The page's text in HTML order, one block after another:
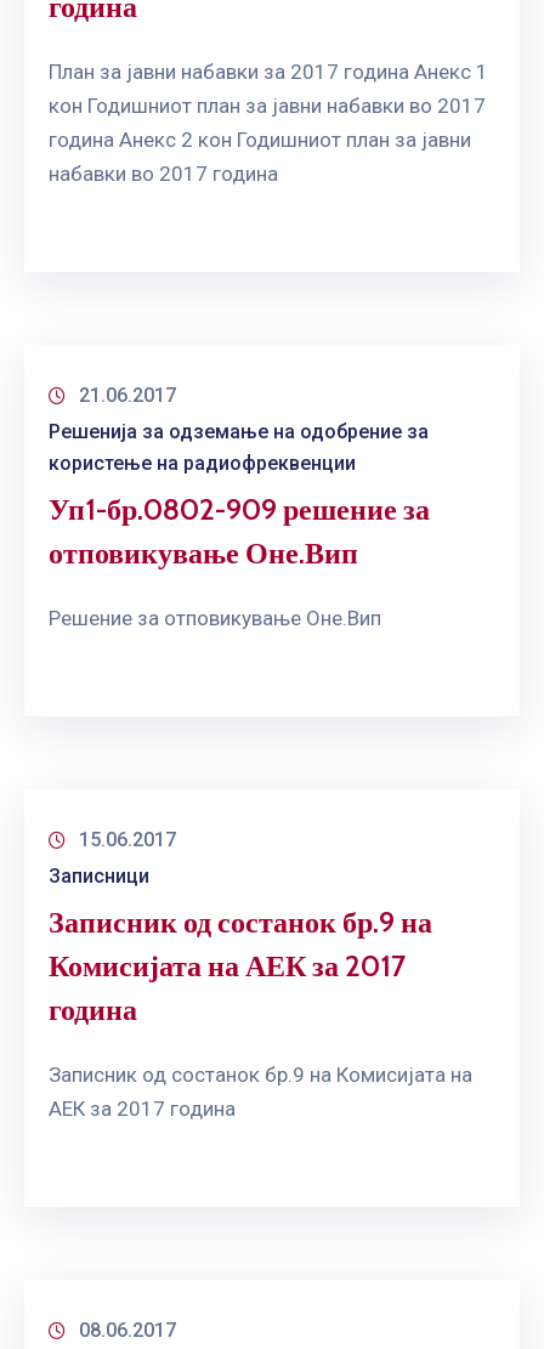
План за јавни набавки за 2017 година Анекс 1
кон Годишниот план за јавни набавки во 2017
година Анекс 2 кон Годишниот план за јавни
набавки во 2017 година
21.06.2017
Решенија за одземање на одобрение за
користење на радиофреквенции
Уп1-бр.0802-909 решение за
отповикување Оне.Вип
Решение за отповикување Оне.Вип
15.06.2017
Записници
Записник од состанок бр.9 на
Комисијата на АЕК за 2017
година
Записник од состанок бр.9 на Комисијата на
АЕК за 2017 година
08.06.2017